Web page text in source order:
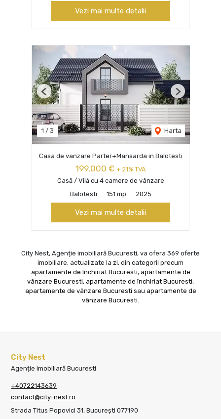
Vezi mai multe detalii
1 / 3 Harta
Previous Next
Casa de vanzare Parter+Mansarda in Balotesti
199,000 € + 21% TVA
Casă / Vilă cu 4 camere de vânzare
Balotesti
151 mp 2025
Vezi mai multe detalii
City Nest, Agenție imobiliară Bucuresti, va ofera 369 oferte
imobiliare, actualizate la zi, din categorii precum
apartamente de închiriat Bucuresti, apartamente de
vânzare Bucuresti, apartamente de închiriat Bucuresti,
apartamente de vânzare Bucuresti sau apartamente de
vânzare Bucuresti
City Nest
Agenție imobiliară Bucuresti
+40722143639
contact@city-nest.ro
Strada Titus Popovici 31, București 077190